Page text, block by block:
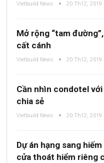
Vietbuild News 20 Th12, 2019
Mở rộng “tam
cất cánh
Vietbuild News 20 Th12, 2019
Cần nhìn condotel
chia sẻ
Vietbuild News 20 Th12, 2019
Dự án hạng sang
cửa thoát hiểm riêng